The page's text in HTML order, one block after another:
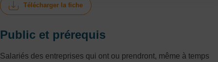
Télécharger la fiche
Public et prérequis
Salariés des entreprises qui ont ou prendront, même à temps